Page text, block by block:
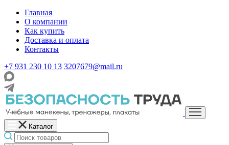
Главная
О компании
Как купить
Доставка и оплата
Контакты
+7 931 230 10 13 3207679@mail.ru
Каталог